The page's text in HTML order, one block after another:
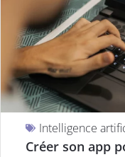
Intelligence
Créer son app